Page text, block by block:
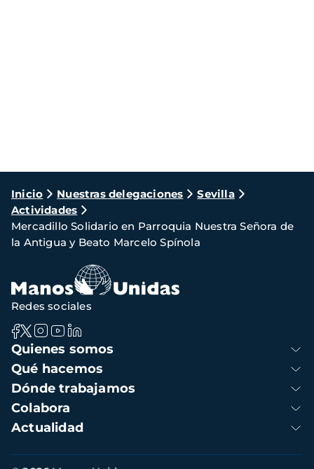
Ruta
de
navegación
Inicio Nuestras delegaciones
Sevilla
Actividades
Mercadillo Solidario en Parroquia Nuestra Señora de
la Antigua y Beato Marcelo Spínola
Navegación
principal
Quienes somos
Qué hacemos
Dónde trabajamos
Colabora
Actualidad
Redes sociales